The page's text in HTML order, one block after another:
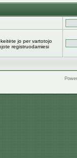
jo per vartotojo
registruodamiesi